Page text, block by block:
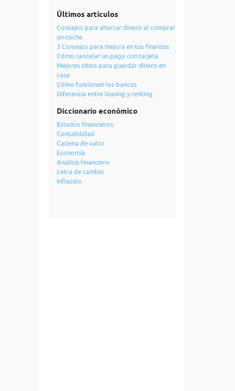
Últimos artículos
Consejos para ahorrar dinero al comprar
un coche
3 Consejos para mejora en tus finanzas
Cómo cancelar un pago con tarjeta
Mejores sitios para guardar dinero en
casa
Cómo funcionan los bancos
Diferencia entre leasing y renting
Diccionario económico
Estados financieros
Contabilidad
Cadena de valor
Economía
Análisis financiero
Letra de cambio
Inflación